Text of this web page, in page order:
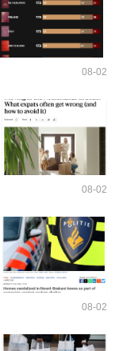
08-02
08-02
08-02